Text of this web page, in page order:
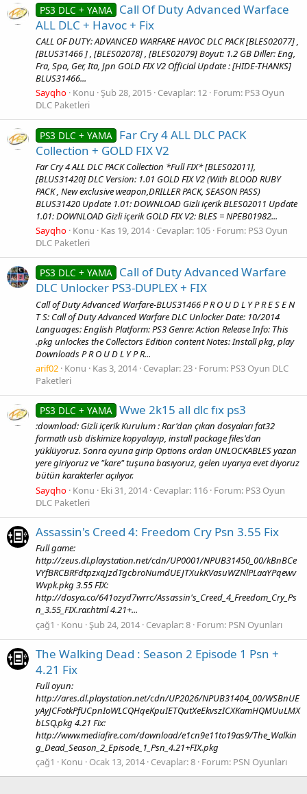
PS3 DLC + YAMA Call Of Duty Advanced Warface
ALL DLC + Havoc + Fix
CALL OF DUTY: ADVANCED WARFARE HAVOC DLC PACK [BLES02077] ,
[BLUS31466 ] , [BLES02078] , [BLES02079] Boyut: 1.2 GB Diller: Eng,
Fra, Spa, Ger, Ita, Jpn GOLD FIX V2 Official Update : [HIDE-THANKS]
BLUS31466...
Sayqho Konu Şub 28, 2015 Cevaplar: 12 Forum: PS3 Oyun
DLC Paketleri
PS3 DLC + YAMA Far Cry 4 ALL DLC PACK
Collection + GOLD FIX V2
Far Cry 4 ALL DLC PACK Collection *Full FIX* [BLES02011],
[BLUS31420] DLC Version: 1.01 GOLD FIX V2 (With BLOOD RUBY
PACK , New exclusive weapon,DRILLER PACK, SEASON PASS)
BLUS31420 Update 1.01: DOWNLOAD Gizli içerik BLES02011 Update
1.01: DOWNLOAD Gizli içerik GOLD FIX V2: BLES = NPEB01982...
Sayqho Konu Kas 19, 2014 Cevaplar: 105 Forum: PS3 Oyun
DLC Paketleri
PS3 DLC + YAMA Call of Duty Advanced Warfare
DLC Unlocker PS3-DUPLEX + FIX
Call of Duty Advanced Warfare-BLUS31466 P R O U D L Y P R E S E N
T S: Call of Duty Advanced Warfare DLC Unlocker Date: 10/2014
Languages: English Platform: PS3 Genre: Action Release Info: This
.pkg unlockes the Collectors Edition content Notes: Install pkg, play
Downloads P R O U D L Y P R...
arif02 Konu Kas 3, 2014 Cevaplar: 23 Forum: PS3 Oyun DLC
Paketleri
PS3 DLC + YAMA Wwe 2k15 all dlc fıx ps3
:download: Gizli içerik Kurulum : Rar'dan çıkan dosyaları fat32
formatlı usb diskimize kopyalayıp, install package files'dan
yüklüyoruz. Sonra oyuna girip Options ordan UNLOCKABLES yazan
yere giriyoruz ve "kare" tuşuna basıyoruz, gelen uyarıya evet diyoruz
bütün karakterler açılıyor.
Sayqho Konu Eki 31, 2014 Cevaplar: 116 Forum: PS3 Oyun
DLC Paketleri
Assassin's Creed 4: Freedom Cry Psn 3.55 Fix
Full game:
http://zeus.dl.playstation.net/cdn/UP0001/NPUB31450_00/kBnBCe
VYfBRCBRFdtpzxqJzdTgcbroNumdUEJTXukKVasuWZNlPLaaYPqewv
Wvpk.pkg 3.55 FİX:
http://dosya.co/641ozyd7wrrc/Assassin's_Creed_4_Freedom_Cry_Ps
n_3.55_FIX.rar.html 4.21+...
çağ1
Konu Şub 24, 2014 Cevaplar: 8 Forum: PSN Oyunları
The Walking Dead : Season 2 Episode 1 Psn +
4.21 Fix
Full oyun:
http://ares.dl.playstation.net/cdn/UP2026/NPUB31404_00/WSBnUE
yAyJCFotkPfUCpnIoWLCQHqeKpuIETQutXeEkvszICXKamHQMUuLMX
bLSQ.pkg 4.21 Fix:
http://www.mediafire.com/download/e1cn9e11to19as9/The_Walkin
g_Dead_Season_2_Episode_1_Psn_4.21+FIX.pkg
çağ1
Konu Ocak 13, 2014 Cevaplar: 8 Forum: PSN Oyunları